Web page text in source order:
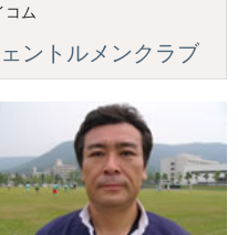
コム
ェントルメンクラブ